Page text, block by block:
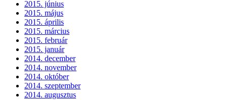
2015. június
2015. május
2015. április
2015. március
2015. február
2015. január
2014. december
2014. november
2014. október
2014. szeptember
2014. augusztus